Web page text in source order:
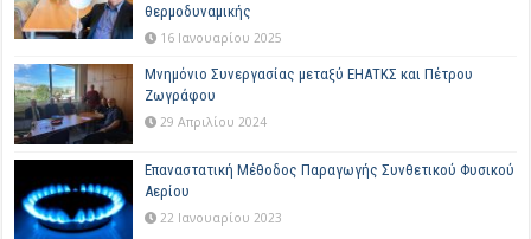
θερμοδυναμικής
16 Ιανουαρίου 2025
Μνημόνιο Συνεργασίας μεταξύ ΕΗΑΤΚΣ και Πέτρου
Ζωγράφου
29 Απριλίου 2024
Επαναστατική Μέθοδος Παραγωγής Συνθετικού Φυσικού
Αερίου
22 Ιανουαρίου 2023